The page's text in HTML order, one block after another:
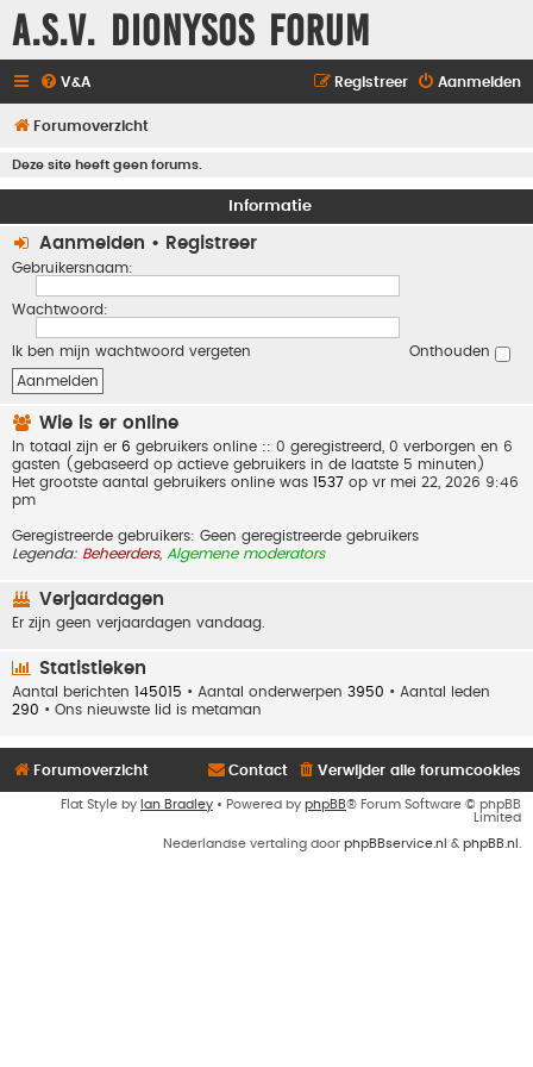
A.S.V. Dionysos Forum
V&A Aanmelden
Registreer
Forumoverzicht
Deze site heeft geen forums.
Informatie
Aanmelden • Registreer
Gebruikersnaam:
Wachtwoord:
Ik ben mijn wachtwoord vergeten Onthouden
Wie is er online
In totaal zijn er 6 gebruikers online :: 0 geregistreerd, 0 verborgen en 6
gasten (gebaseerd op actieve gebruikers in de laatste 5 minuten)
Het grootste aantal gebruikers online was 1537 op vr mei 22, 2026 9:46
pm
Geregistreerde gebruikers: Geen geregistreerde gebruikers
Legenda: Beheerders, Algemene moderators
Verjaardagen
Er zijn geen verjaardagen vandaag.
Statistieken
Aantal berichten 145015 • Aantal onderwerpen 3950 • Aantal leden
290 • Ons nieuwste lid is metaman
Forumoverzicht Verwijder alle forumcookies
Contact
Flat Style by Ian Bradley • Powered by phpBB® Forum Software © phpBB
Limited
Nederlandse vertaling door phpBBservice.nl & phpBB.nl